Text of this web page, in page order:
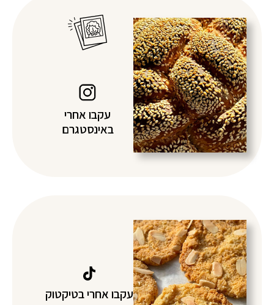
עקבו אחרי
באינסטגרם
עקבו אחרי בטיקטוק